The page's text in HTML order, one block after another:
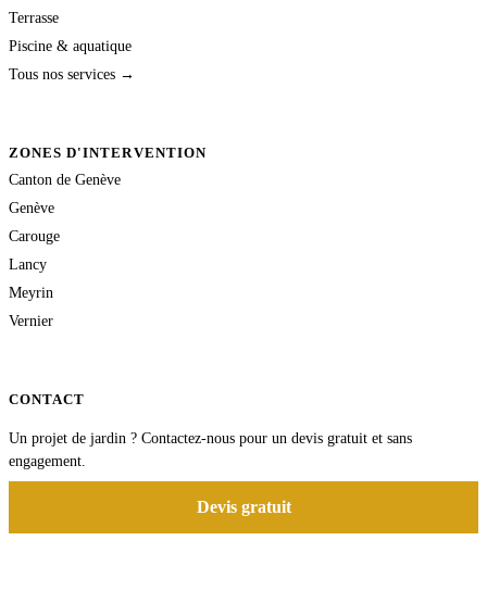
Terrasse
Piscine & aquatique
Tous nos services →
ZONES D'INTERVENTION
Canton de Genève
Genève
Carouge
Lancy
Meyrin
Vernier
CONTACT
Un projet de jardin ? Contactez-nous pour un devis gratuit et sans
engagement.
Devis gratuit